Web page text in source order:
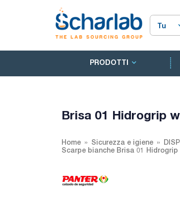
PRODOTTI
Brisa 01 Hidrogrip
Home Sicurezza e igiene
Scarpe bianche Brisa 01 Hidrogrip